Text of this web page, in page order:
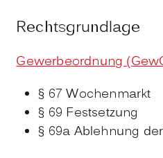
Rechtsgrundlage
Gewerbeordnung
§ 67 Wochenmarkt
§ 69 Festsetzung
§ 69a Ablehnung